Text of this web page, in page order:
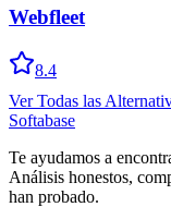
Webfleet
8.4
Ver Todas las
Softabase
Te ayudamos a
Análisis honestos,
han probado.